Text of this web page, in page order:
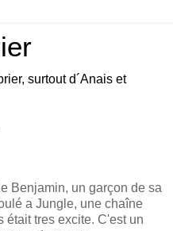
surtout d´Anais et
Benjamin, un garçon de sa
a Jungle, une chaîne
était tres excite. C'est un